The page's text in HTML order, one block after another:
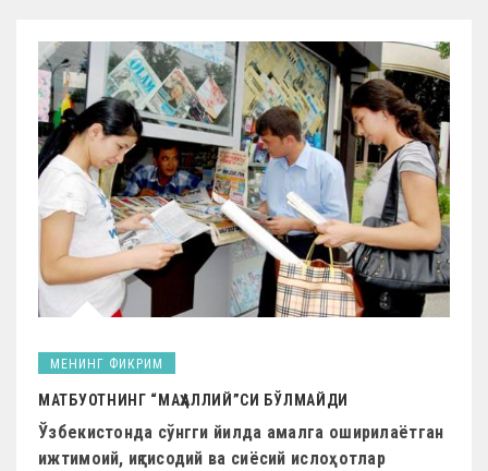
МЕНИНГ ФИКРИМ
МАТБУОТНИНГ “МАҲАЛЛИЙ”СИ БЎЛМАЙДИ
Ўзбекистонда сўнгги йилда амалга оширилаётган
ижтимоий, иқтисодий ва сиёсий ислоҳотлар